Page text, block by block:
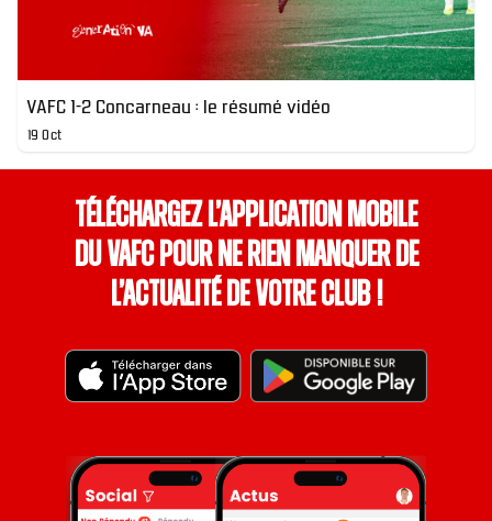
VAFC 1-2 Concarneau : le résumé vidéo
19 Oct
Téléchargez l’application mobile
du VAFC pour ne rien manquer de
l’actualité de votre club !